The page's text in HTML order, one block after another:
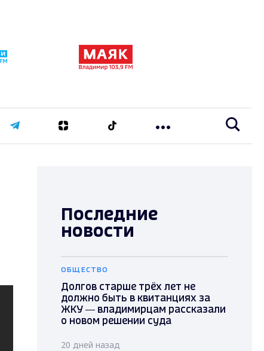
Последние
новости
ОБЩЕСТВО
Долгов старше трёх лет не
должно быть в квитанциях за
ЖКУ — владимирцам рассказали
о новом решении суда
20 дней назад